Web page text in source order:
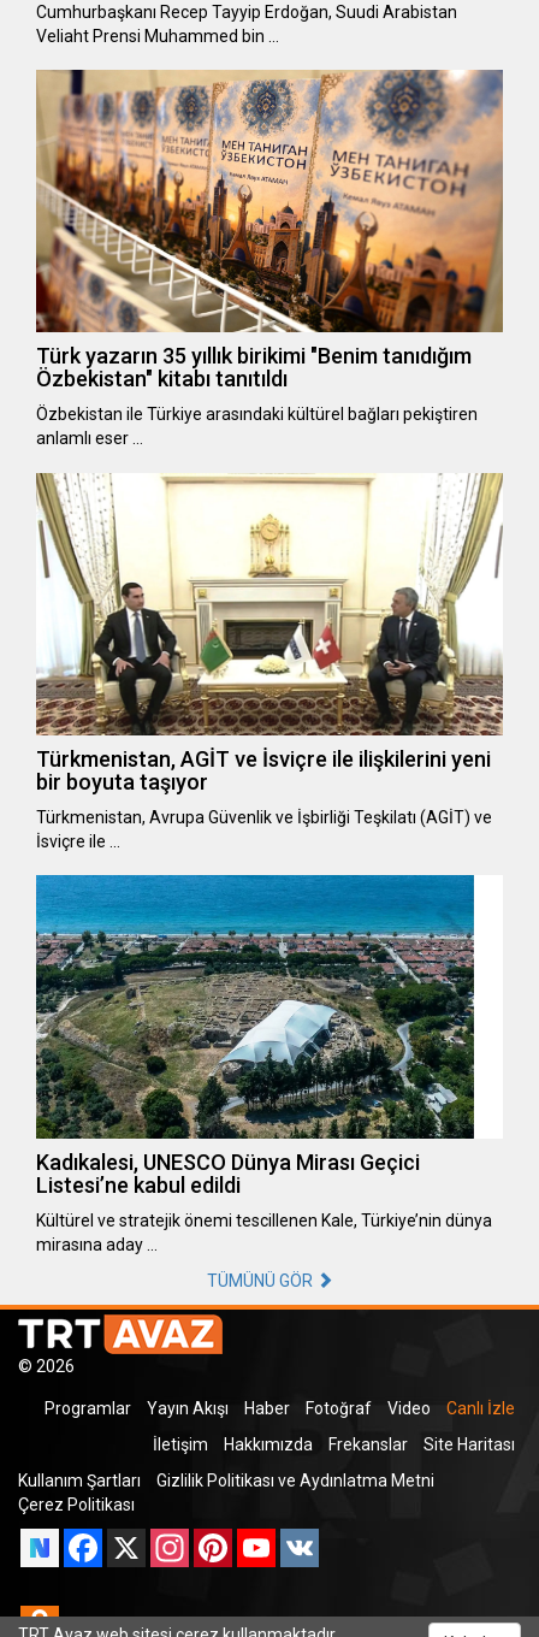
Cumhurbaşkanı Recep Tayyip Erdoğan, Suudi Arabistan
Veliaht Prensi Muhammed bin …
Türk yazarın 35 yıllık birikimi "Benim tanıdığım
Özbekistan" kitabı tanıtıldı
Özbekistan ile Türkiye arasındaki kültürel bağları pekiştiren
anlamlı eser …
Türkmenistan, AGİT ve İsviçre ile ilişkilerini yeni
bir boyuta taşıyor
Türkmenistan, Avrupa Güvenlik ve İşbirliği Teşkilatı (AGİT) ve
İsviçre ile …
Kadıkalesi, UNESCO Dünya Mirası Geçici
Listesi’ne kabul edildi
Kültürel ve stratejik önemi tescillenen Kale, Türkiye’nin dünya
mirasına aday …
TÜMÜNÜ GÖR
© 2026
Programlar Yayın Akışı Haber Fotoğraf Video
Canlı İzle
İletişim
Hakkımızda Frekanslar
Site Haritası
Kullanım Şartları
Gizlilik Politikası ve Aydınlatma Metni
Çerez Politikası
Facebook
X InstagramPinterestYouTube
Odnoklassniki